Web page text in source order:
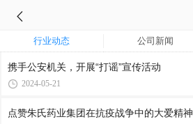
行业动态 公司新闻
携手公安机关，开展“打谣”宣传活动
2024-05-21
点赞朱氏药业集团在抗疫战争中的大爱精神